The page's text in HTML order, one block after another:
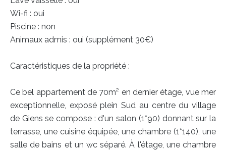
Wi-fi : oui
Piscine : non
Animaux admis : oui (supplément 30€)
Caractéristiques de la propriété :
Ce bel appartement de 70m² en dernier étage, vue mer
exceptionnelle, exposé plein Sud au centre du village
de Giens se compose : d'un salon (1*90) donnant sur la
terrasse, une cuisine équipée, une chambre (1*140), une
salle de bains et un wc séparé. À l'étage, une chambre